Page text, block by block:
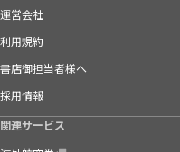
運営会社
利用規約
書店御担当者様へ
採用情報
関連サービス